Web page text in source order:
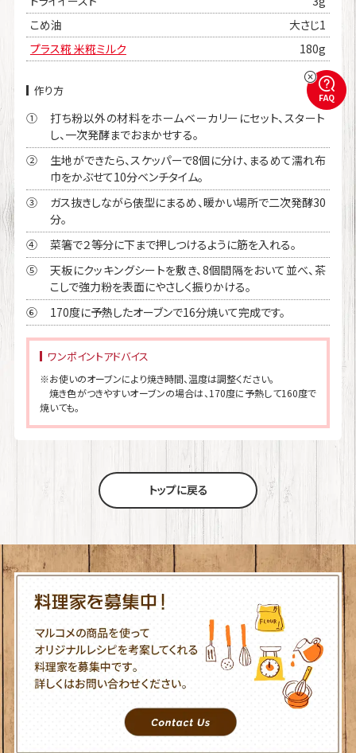
こめ油
大さじ1
プラス糀 米糀ミルク
180g
作り方
①
打ち粉以外の材料をホームベーカリーにセット、スタート
し、一次発酵までおまかせする。
②
生地ができたら、スケッパーで8個に分け、まるめて濡れ布
巾をかぶせて10分ベンチタイム。
③
ガス抜きしながら俵型にまるめ、暖かい場所で二次発酵30
分。
④
菜箸で２等分に下まで押しつけるように筋を入れる。
⑤
天板にクッキングシートを敷き、8個間隔をおいて並べ、茶
こしで強力粉を表面にやさしく振りかける。
⑥
170度に予熱したオーブンで16分焼いて完成です。
ワンポイントアドバイス
※お使いのオーブンにより焼き時間、温度は調整ください。
焼き色がつきやすいオーブンの場合は、170度に予熱して160度で
焼いても。
トップに戻る
FAQ